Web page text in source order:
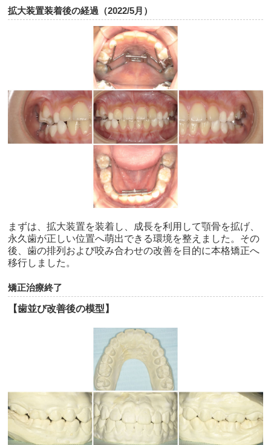
拡大装置装着後の経過（2022/5月）
まずは、拡大装置を装着し、成長を利用して顎骨を拡げ、
永久歯が正しい位置へ萌出できる環境を整えました。その
後、歯の排列および咬み合わせの改善を目的に本格矯正へ
移行しました。
矯正治療終了
【歯並び改善後の模型】